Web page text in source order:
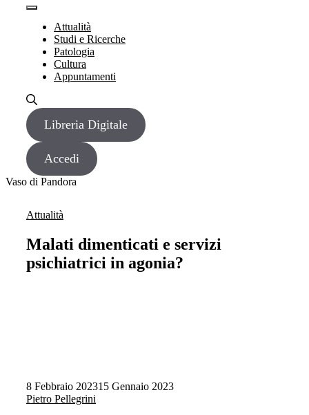
contenuto
Menu
Menu
Attualità
Studi e Ricerche
Patologia
Cultura
Appuntamenti
Libreria Digitale
Accedi
Vaso di Pandora
Attualità
Malati dimenticati e servizi
psichiatrici in agonia?
8 Febbraio 202315 Gennaio 2023
Pietro Pellegrini